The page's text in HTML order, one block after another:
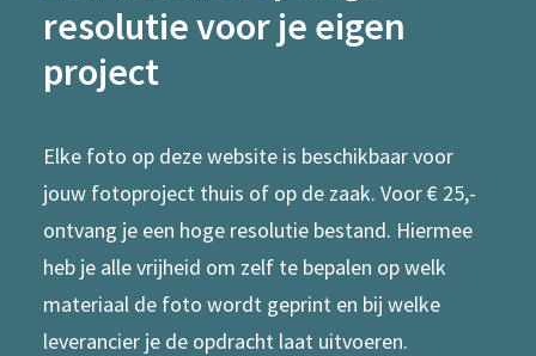
resolutie voor je eigen
project
Elke foto op deze website is beschikbaar voor
jouw fotoproject thuis of op de zaak. Voor € 25,-
ontvang je een hoge resolutie bestand. Hiermee
heb je alle vrijheid om zelf te bepalen op welk
materiaal de foto wordt geprint en bij welke
leverancier je de opdracht laat uitvoeren.